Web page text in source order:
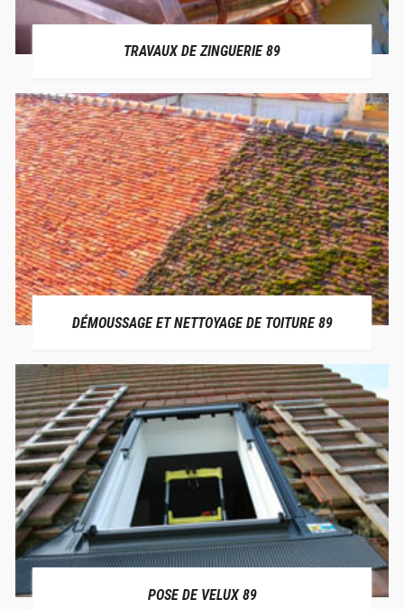
TRAVAUX DE ZINGUERIE 89
DÉMOUSSAGE ET NETTOYAGE DE TOITURE 89
POSE DE VELUX 89